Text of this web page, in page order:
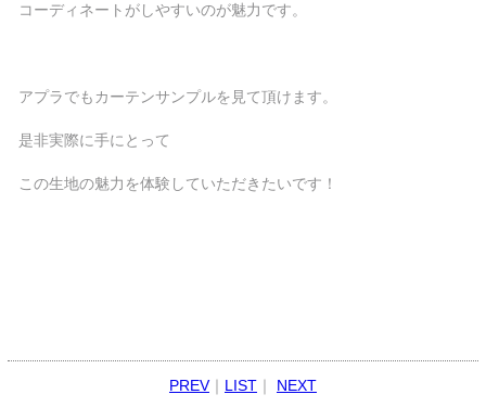
コーディネートがしやすいのが魅力です。
アプラでもカーテンサンプルを見て頂けます。
是非実際に手にとって
この生地の魅力を体験していただきたいです！
PREV｜ LIST｜ NEXT